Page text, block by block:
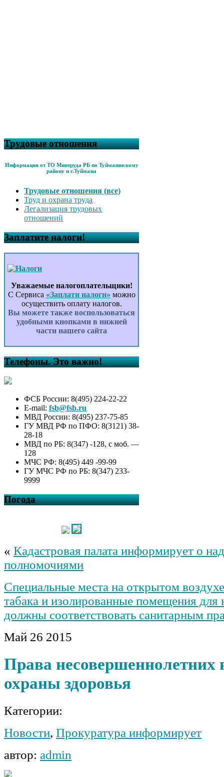
Трудовые отношения
Информация от ТО Минтруда РБ по Туймазинскому
району и г.Туймазы
Трудовые отношения (все)
Труд и охрана труда
Легализация трудовых
отношений
Заплатите налоги!
Уважаемые налогоплательщики!
С Сервиса «Заплати налоги» можно
осуществить оплату налогов.
Вы можете также воспользоваться
удобными кнопками в нижней
части нашего сайта
Телефоны. Это важно!
ФСБ России: 8(495) 224-22-22
E-mail: fsb@fsb.ru
МВД России: 8(495) 237-75-85
ГУ МВД РФ по ПФО: 8(3121) 38-
28-18
МВД по РБ: 8(347) -128, с моб. —
128
МЧС РФ: 8(495) 449 -99-99
ГУ МЧС РФ по РБ: 8(347) 233-
9999
Погода
« Кадастровая палата информирует о
полномочиями
Специальные места на открытом
табака и изолированные помещения для
должны соответствовать санитарным
Май 26 2015
Права несовершеннолетних
охраны здоровья
Категории:
Новости, Прокуратура информирует
автор: admin